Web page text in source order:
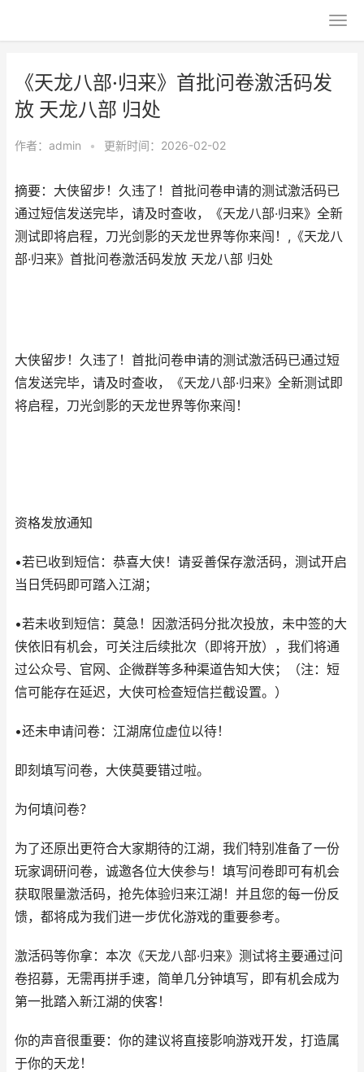
《天龙八部·归来》首批问卷激活码发
放 天龙八部 归处
作者： admin • 更新时间：2026-02-02
摘要：​大侠留步！久违了！首批问卷申请的测试激活码已
通过短信发送完毕，请及时查收，《天龙八部·归来》全新
测试即将启程，刀光剑影的天龙世界等你来闯！,《天龙八
部·归来》首批问卷激活码发放 天龙八部 归处
大侠留步！久违了！首批问卷申请的测试激活码已通过短
信发送完毕，请及时查收，《天龙八部·归来》全新测试即
将启程，刀光剑影的天龙世界等你来闯！
资格发放通知
•若已收到短信：恭喜大侠！请妥善保存激活码，测试开启
当日凭码即可踏入江湖；
•若未收到短信：莫急！因激活码分批次投放，未中签的大
侠依旧有机会，可关注后续批次（即将开放），我们将通
过公众号、官网、企微群等多种渠道告知大侠；（注：短
信可能存在延迟，大侠可检查短信拦截设置。）
•还未申请问卷：江湖席位虚位以待！
即刻填写问卷，大侠莫要错过啦。
为何填问卷？
为了还原出更符合大家期待的江湖，我们特别准备了一份
玩家调研问卷，诚邀各位大侠参与！填写问卷即可有机会
获取限量激活码，抢先体验归来江湖！并且您的每一份反
馈，都将成为我们进一步优化游戏的重要参考。
激活码等你拿：本次《天龙八部·归来》测试将主要通过问
卷招募，无需再拼手速，简单几分钟填写，即有机会成为
第一批踏入新江湖的侠客！
你的声音很重要：你的建议将直接影响游戏开发，打造属
于你的天龙！